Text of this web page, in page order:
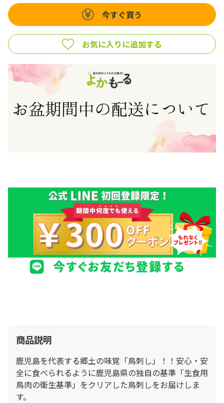
今すぐ買う
お気に入りに追加する
商品説明
鹿児島を代表する郷土の味覚「鳥刺し」！！安心・安
全に食べられるように鹿児島県の独自の基準「生食用
鳥肉の衛生基準」をクリアした鳥刺しをお届けしま
す。